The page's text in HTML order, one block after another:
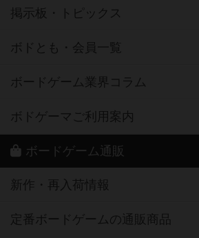
掲示板・トピックス
ボドとも・会員一覧
ボードゲーム業界コラム
ボドゲーマご利用案内
ボードゲーム通販
新作・再入荷情報
定番ボードゲームの通販商品